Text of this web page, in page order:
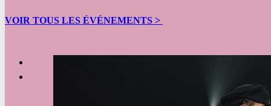
VOIR TOUS LES ÉVÉNEMENTS >